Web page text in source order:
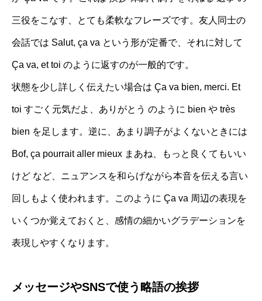
三役をこなす、とても柔軟なフレーズです。友人同士の
会話では Salut, ça va という形が定番で、それに対して
Ça va, et toi のように返すのが一般的です。
状態を少し詳しく伝えたい場合は Ça va bien, merci. Et
toi すごく元気だよ、ありがとう のように bien や très
bien を足します。逆に、あまり調子がよくないときには
Bof, ça pourrait aller mieux まあね、もっと良くてもいい
けど など、ニュアンスを和らげながら本音を伝える言い
回しもよく使われます。このように Ça va 周辺の表現を
いくつか覚えておくと、感情の細かいグラデーションを
表現しやすくなります。
メッセージやSNSで使う略語の挨拶